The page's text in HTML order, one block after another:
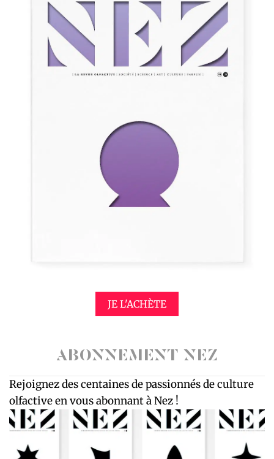
JE L'ACHÈTE
ABONNEMENT NEZ
Rejoignez des centaines de passionnés de culture
olfactive en vous abonnant à Nez !